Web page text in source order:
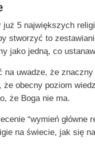
już 5 największych
stworzyć to
jako jedną, co
na uwadze, że
obecny poziom
że Boga nie ma.
“wymień
na świecie, jak się